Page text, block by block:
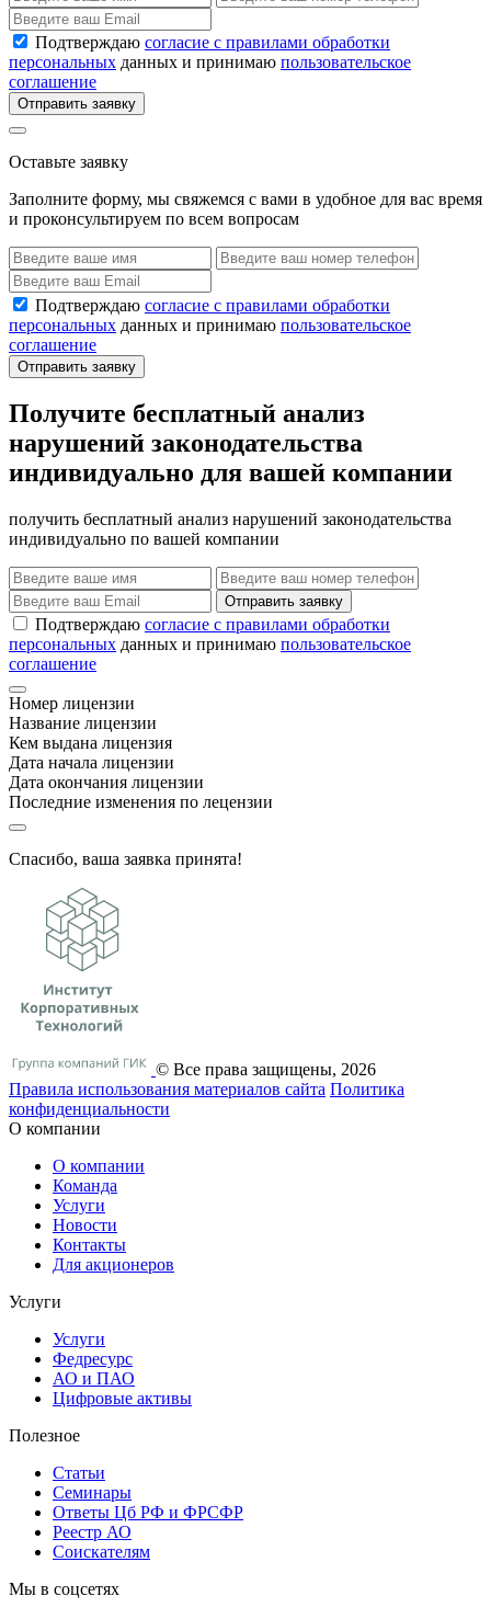
Подтверждаю согласие с правилами обработки
персональных данных и принимаю пользовательское
соглашение
Отправить заявку
Оставьте заявку
Заполните форму, мы свяжемся с вами в удобное для вас время
и проконсультируем по всем вопросам
Подтверждаю согласие с правилами обработки
персональных данных и принимаю пользовательское
соглашение
Отправить заявку
Получите бесплатный анализ
нарушений законодательства
индивидуально для вашей компании
получить бесплатный анализ нарушений законодательства
индивидуально по вашей компании
Отправить заявку
Подтверждаю согласие с правилами обработки
персональных данных и принимаю пользовательское
соглашение
Номер лицензии
Название лицензии
Кем выдана лицензия
Дата начала лицензии
Дата окончания лицензии
Последние изменения по лецензии
Спасибо, ваша заявка принята!
© Все права защищены, 2026
Правила использования материалов сайта Политика
конфиденциальности
О компании
О компании
Команда
Услуги
Новости
Контакты
Для акционеров
Услуги
Услуги
Федресурс
АО и ПАО
Цифровые активы
Полезное
Статьи
Cеминары
Ответы Цб РФ и ФРСФР
Реестр АО
Соискателям
Мы в соцсетях